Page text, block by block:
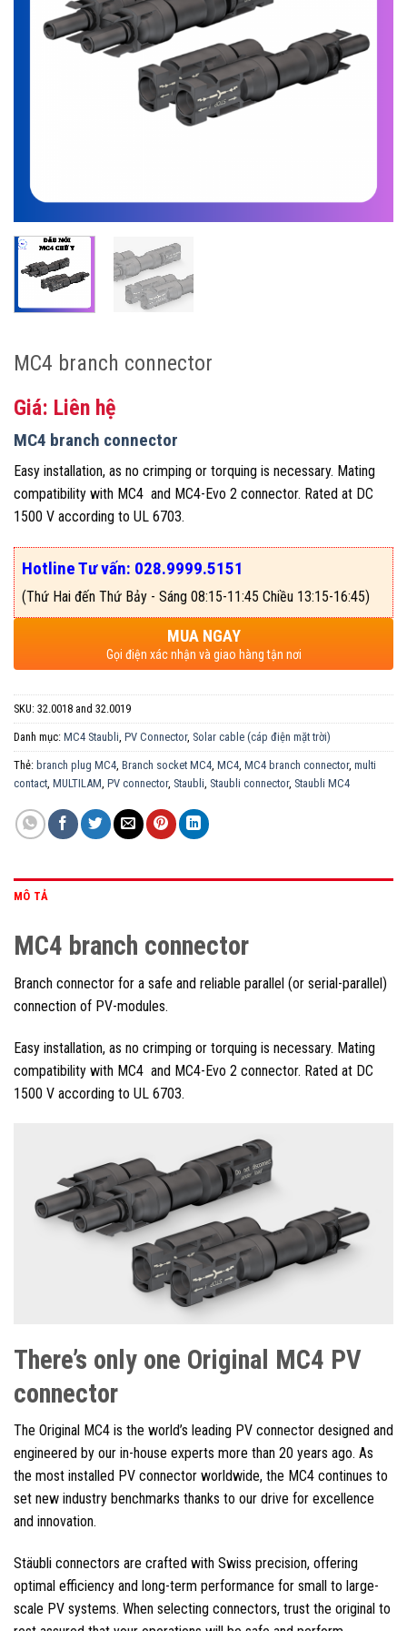
MC4 branch connector
Giá: Liên hệ
MC4 branch connector
Easy installation, as no crimping or torquing is necessary. Mating
compatibility with MC4 and MC4-Evo 2 connector. Rated at DC
1500 V according to UL 6703.
Hotline Tư vấn: 028.9999.5151
(Thứ Hai đến Thứ Bảy - Sáng 08:15-11:45 Chiều 13:15-16:45)
MUA NGAY
Gọi điện xác nhận và giao hàng tận nơi
SKU: 32.0018 and 32.0019
Danh mục: MC4 Staubli, PV Connector, Solar cable (cáp điện mặt trời)
Thẻ: branch plug MC4, Branch socket MC4, MC4, MC4 branch connector, multi
contact, MULTILAM, PV connector, Staubli, Staubli connector, Staubli MC4
MÔ TẢ
MC4 branch connector
Branch connector for a safe and reliable parallel (or serial-parallel)
connection of PV-modules.
Easy installation, as no crimping or torquing is necessary. Mating
compatibility with MC4 and MC4-Evo 2 connector. Rated at DC
1500 V according to UL 6703.
There’s only one Original MC4 PV
connector
The Original MC4 is the world’s leading PV connector designed and
engineered by our in-house experts more than 20 years ago. As
the most installed PV connector worldwide, the MC4 continues to
set new industry benchmarks thanks to our drive for excellence
and innovation.
Stäubli connectors are crafted with Swiss precision, offering
optimal efficiency and long-term performance for small to large-
scale PV systems. When selecting connectors, trust the original to